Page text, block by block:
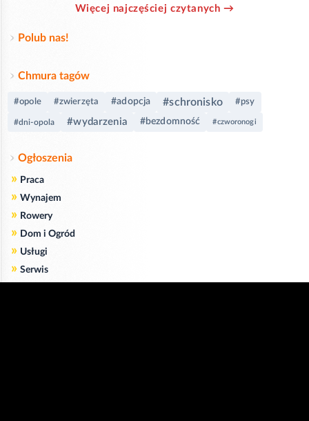
Więcej najczęściej czytanych →
Polub nas!
Chmura tagów
#opole #zwierzęta #adopcja #schronisko #psy
#dni-opola #wydarzenia #bezdomność #czworonogi
Ogłoszenia
» Praca
» Wynajem
» Rowery
» Dom i Ogród
» Usługi
» Serwis
»